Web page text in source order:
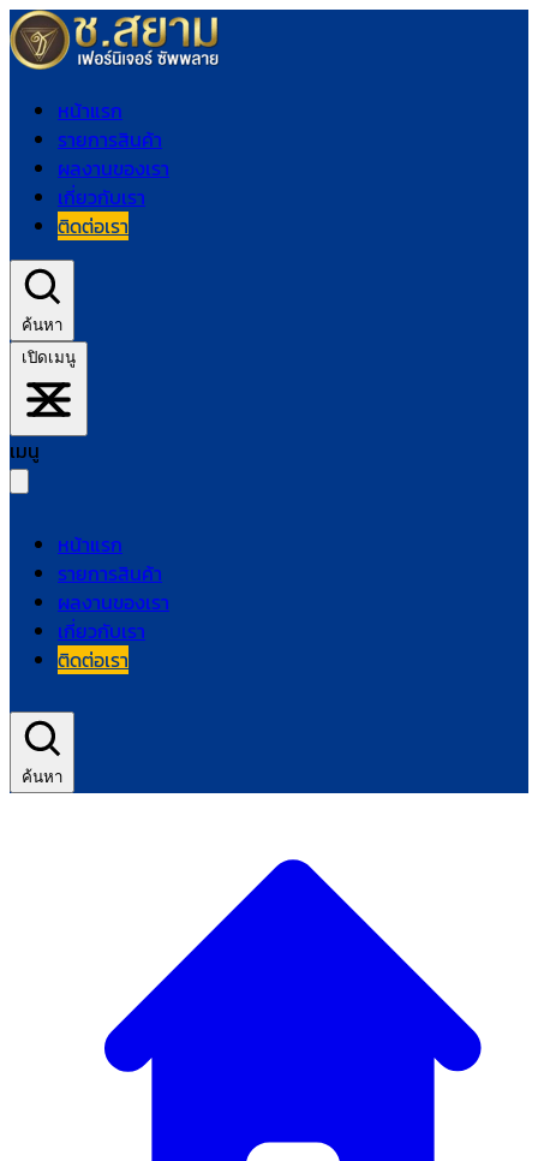
หน้าแรก
รายการสินค้า
ผลงานของเรา
เกี่ยวกับเรา
ติดต่อเรา
ค้นหา
เปิดเมนู
เมนู
หน้าแรก
รายการสินค้า
ผลงานของเรา
เกี่ยวกับเรา
ติดต่อเรา
ค้นหา